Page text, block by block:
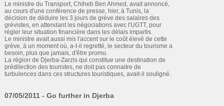
Le ministre du Transport, Chiheb Ben Ahmed, avait annoncé,
au cours d'une conférence de presse, hier, à Tunis, la
décision de déduire les 3 jours de grève des salaires des
grévistes, en attendant les négociations avec l'UGTT, pour
régler leur situation financière dans les délais impartis.
Le ministre avait aussi mis l'accent sur le coût élevé de cette
grève, à un moment où, a-t-il regretté, le secteur du tourisme a
besoin, plus que jamais, d'être promu.
La région de Djerba-Zarzis qui constitue une destination de
prédilection des touristes, ne doit pas connaitre de
turbulences dans ces structures touristiques, avait-il souligné.
07/05/2011 - Go further in Djerba